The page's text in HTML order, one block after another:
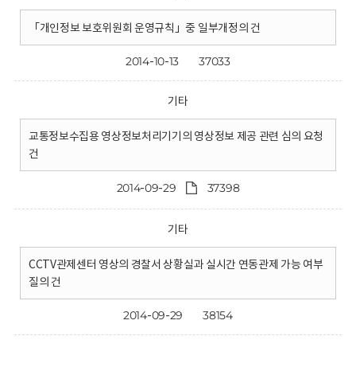
「개인정보 보호위원회 운영규칙」중 일부개정의 건
2014-10-13 37033
기타
교통정보수집용 영상정보처리기기의 영상정보 제공 관련 심의 요청
건
2014-09-29 37398
기타
CCTV관제센터 영상의 경찰서 상황실과 실시간 연동관제 가능 여부
질의 건
2014-09-29 38154